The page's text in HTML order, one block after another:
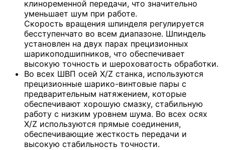
клиноременной передачи, что значительно
уменьшает шум при работе.
Скорость вращения шпинделя регулируется
бесступенчато во всем диапазоне. Шпиндель
установлен на двух парах прецизионных
шарикоподшипников, что обеспечивает
высокую точность и шероховатость обработки.
Во всех ШВП осей X/Z станка, используются
прецизионные шарико-винтовые пары с
предварительным натяжением, которые
обеспечивают хорошую смазку, стабильную
работу с низким уровнем шума. Во всех осях
X/Z используются прямые соединения,
обеспечивающие жесткость передачи и
высокую стабильность точности.